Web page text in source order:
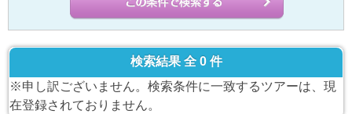
検索結果 全 0 件
※申し訳ございません。検索条件に一致するツアーは、現
在登録されておりません。